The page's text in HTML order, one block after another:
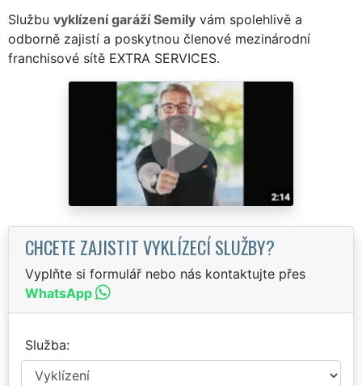
Službu vyklízení garáží Semily vám spolehlivě a
odborně zajistí a poskytnou členové mezinárodní
franchisové sítě EXTRA SERVICES.
CHCETE ZAJISTIT VYKLÍZECÍ SLUŽBY?
Vyplňte si formulář nebo nás kontaktujte přes
WhatsApp
Služba